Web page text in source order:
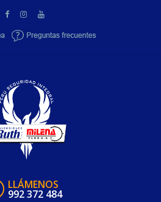
LLÁMENOS
992 372 484